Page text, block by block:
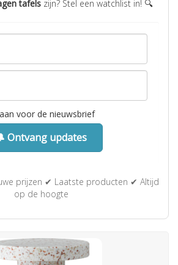
tafels zijn? Stel een watchlist in! 🔍
voor de nieuwsbrief
Ontvang updates
prijzen ✔ Laatste producten ✔ Altijd
op de hoogte